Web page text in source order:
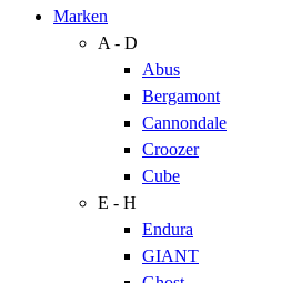
Marken
A - D
Abus
Bergamont
Cannondale
Croozer
Cube
E - H
Endura
GIANT